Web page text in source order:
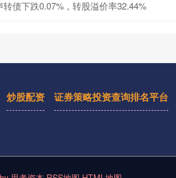
债下跌0.07%，转股溢价率32.44%
炒股配资 证券策略投资查询排名平台